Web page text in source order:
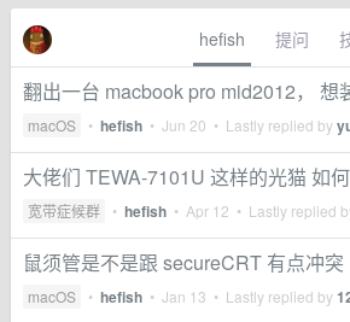
hefish 提问
翻出一台 macbook pro mid2012， 想
macOS • hefish • Jun 20 • Lastly replied by
大佬们 TEWA-7101U 这样的光猫 如
宽带症候群 • hefish • Apr 12 • Lastly replied
鼠须管是不是跟 secureCRT 有点冲突
macOS • hefish • Jan 13 • Lastly replied by